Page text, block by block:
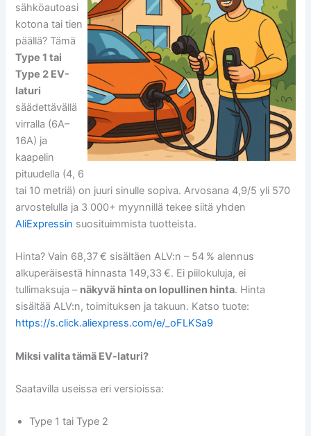
sähköautoasi
kotona tai tien
päällä? Tämä
Type 1 tai
Type 2 EV-
laturi
säädettävällä
virralla (6A–
16A) ja
kaapelin
pituudella (4, 6
tai 10 metriä) on juuri sinulle sopiva. Arvosana 4,9/5 yli 570
arvostelulla ja 3 000+ myynnillä tekee siitä yhden
AliExpressin suosituimmista tuotteista.
Hinta? Vain 68,37 € sisältäen ALV:n – 54 % alennus
alkuperäisestä hinnasta 149,33 €. Ei piilokuluja, ei
tullimaksuja – näkyvä hinta on lopullinen hinta. Hinta
sisältää ALV:n, toimituksen ja takuun. Katso tuote:
https://s.click.aliexpress.com/e/_oFLKSa9
Miksi valita tämä EV-laturi?
Saatavilla useissa eri versioissa:
Type 1 tai Type 2